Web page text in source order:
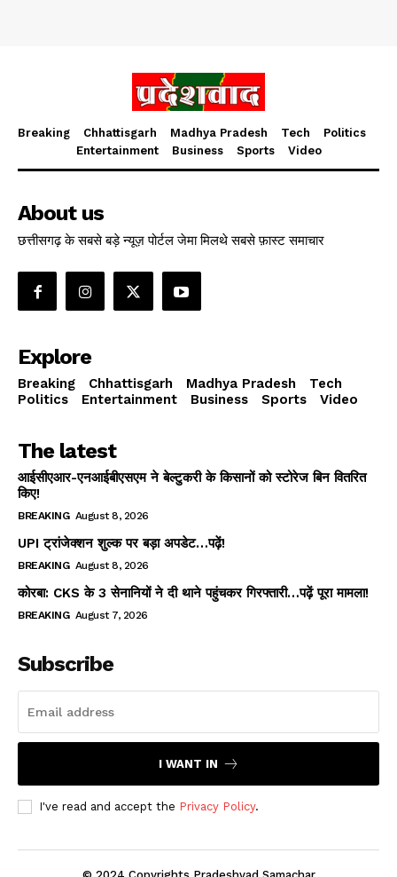
Breaking Chhattisgarh Madhya Pradesh Tech
Politics
Entertainment
Business Sports Video
About us
छत्तीसगढ़ के सबसे बड़े न्यूज़ पोर्टल जेमा मिलथे सबसे फ़ास्ट समाचार
Explore
Breaking Chhattisgarh Madhya Pradesh
Tech
Politics
Entertainment Business Sports Video
The latest
आईसीएआर-एनआईबीएसएम ने बेल्टुकरी के किसानों को स्टोरेज बिन वितरित
किए!
BREAKING August 8, 2026
UPI ट्रांजेक्शन शुल्क पर बड़ा अपडेट…पढ़ें!
BREAKING August 8, 2026
कोरबा: CKS के 3 सेनानियों ने दी थाने पहुंचकर गिरफ्तारी…पढ़ें पूरा मामला!
BREAKING August 7, 2026
Subscribe
I WANT IN
I've read and accept the Privacy Policy.